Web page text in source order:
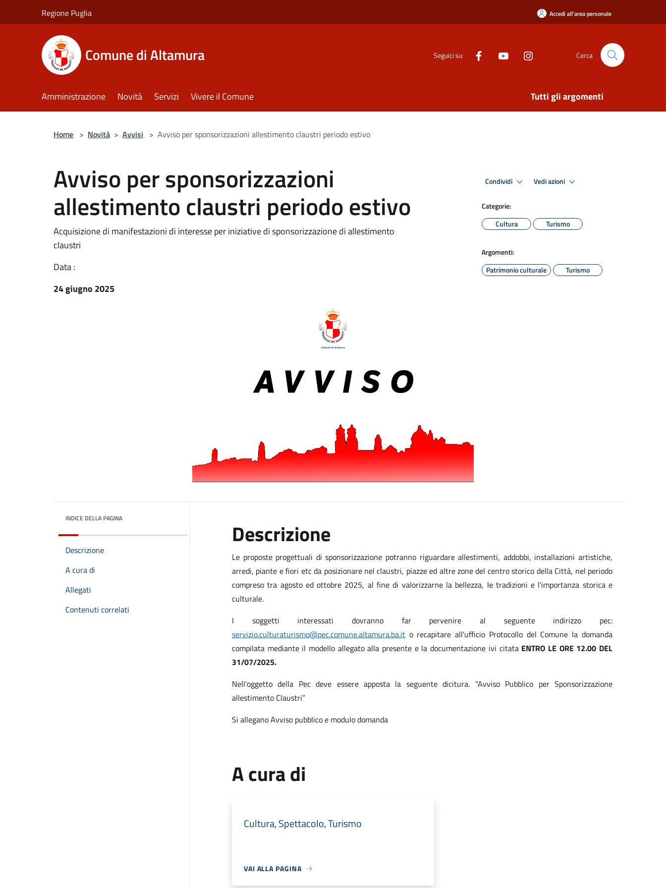
Regione Puglia Accedi all'area personale
Comune di Altamura Seguici su Cerca
Amministrazione Novità Servizi Vivere il Comune Tutti gli argomenti
Home > Novità > Avvisi > Avviso per sponsorizzazioni allestimento claustri periodo estivo
Avviso per sponsorizzazioni
allestimento claustri periodo estivo
Acquisizione di manifestazioni di interesse per iniziative di sponsorizzazione di allestimento
claustri
Data :
24 giugno 2025
Condividi Vedi azioni
Categorie:
Cultura
Turismo
Argomenti:
Patrimonio culturale
Turismo
INDICE DELLA PAGINA
Descrizione
A cura di
Allegati
Contenuti correlati
Descrizione
Le proposte progettuali di sponsorizzazione potranno riguardare allestimenti, addobbi, installazioni artistiche,
arredi, piante e fiori etc da posizionare nel claustri, piazze ed altre zone del centro storico della Città, nel periodo
compreso tra agosto ed ottobre 2025, al fine di valorizzarne la bellezza, le tradizioni e l'importanza storica e
culturale.
I soggetti interessati dovranno far pervenire al seguente indirizzo pec:
servizio.culturaturismo@pec.comune.altamura.ba.ito recapitare all'ufficio Protocollo del Comune la domanda
compilata mediante il modello allegato alla presente e la documentazione ivi citata ENTRO LE ORE 12.00 DEL
31/07/2025.
Nell'oggetto della Pec deve essere apposta la seguente dicitura. “Avviso Pubblico per Sponsorizzazione
allestimento Claustri”
Si allegano Avviso pubblico e modulo domanda
A cura di
Cultura, Spettacolo, Turismo
VAI ALLA PAGINA